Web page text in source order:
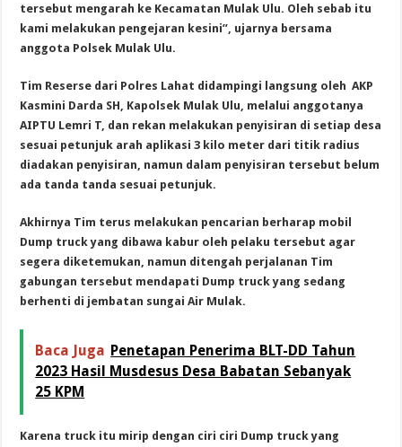
tersebut mengarah ke Kecamatan Mulak Ulu. Oleh sebab itu
kami melakukan pengejaran kesini”, ujarnya bersama
anggota Polsek Mulak Ulu.
Tim Reserse dari Polres Lahat didampingi langsung oleh AKP
Kasmini Darda SH, Kapolsek Mulak Ulu, melalui anggotanya
AIPTU Lemri T, dan rekan melakukan penyisiran di setiap desa
sesuai petunjuk arah aplikasi 3 kilo meter dari titik radius
diadakan penyisiran, namun dalam penyisiran tersebut belum
ada tanda tanda sesuai petunjuk.
Akhirnya Tim terus melakukan pencarian berharap mobil
Dump truck yang dibawa kabur oleh pelaku tersebut agar
segera diketemukan, namun ditengah perjalanan Tim
gabungan tersebut mendapati Dump truck yang sedang
berhenti di jembatan sungai Air Mulak.
Baca Juga Penetapan Penerima BLT-DD Tahun
2023 Hasil Musdesus Desa Babatan Sebanyak
25 KPM
Karena truck itu mirip dengan ciri ciri Dump truck yang